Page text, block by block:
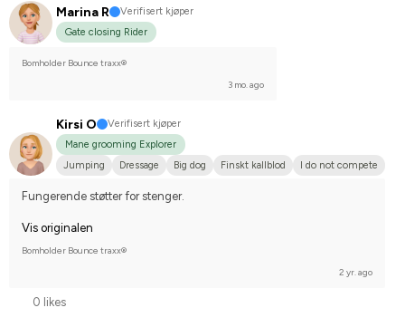
Marina R
Verifisert kjøper
Gate closing Rider
Bomholder Bounce traxx®
3 mo. ago
Kirsi O
Verifisert kjøper
Mane grooming Explorer
Jumping
Dressage Big dog Finskt kallblod I do not compete
Fungerende støtter for stenger.
Vis originalen
Bomholder Bounce traxx®
2 yr. ago
0 likes